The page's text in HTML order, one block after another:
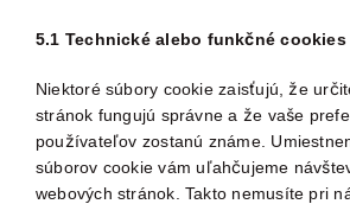
5.1 Technické alebo funkčné cookies
Niektoré súbory cookie zaisťujú, že
stránok fungujú správne a že vaše
používateľov zostanú známe.
súborov cookie vám uľahčujeme
webových stránok. Takto nemusíte pri